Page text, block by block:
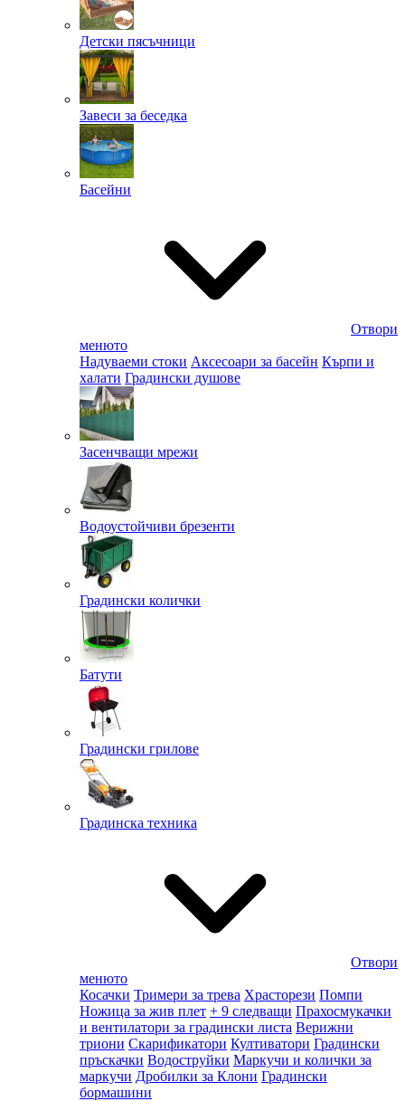
Детски пясъчници
Завеси за беседка
Басейни
Отвори
менюто
Надуваеми стоки Аксесоари за басейн Кърпи и
халати Градински душове
Засенчващи мрежи
Водоустойчиви брезенти
Градински колички
Батути
Градински грилове
Градинска техника
Отвори
менюто
Косачки Тримери за трева Храсторези Помпи
Ножица за жив плет + 9 следващи Прахосмукачки
и вентилатори за градински листа Верижни
триони Скарификатори Култиватори Градински
пръскачки Водоструйки Маркучи и колички за
маркучи Дробилки за Клони Градински
бормашини